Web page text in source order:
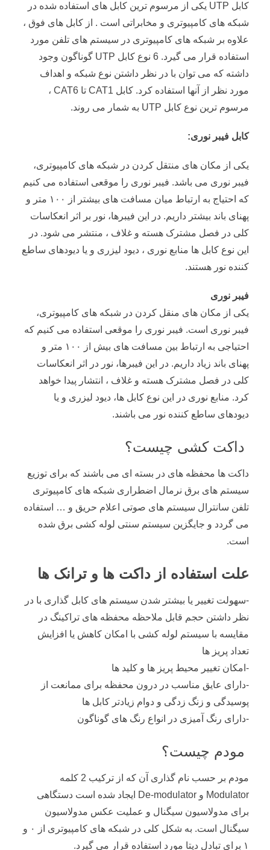
کابل UTP یکی از مرسوم ترین کابل های استفاده شده در
شبکه های کامپیوتری و مخابراتی است . از کابل های فوق ،
علاوه بر شبکه های کامپیوتری در سیستم های تلفن مورد
استفاده قرار می گیرد. 6 نوع کابل UTP گوناگون وجود
داشته که می توان با در نظر داشتن نوع شبکه و اهداف
مورد نظر از آنها استفاده کرد. کابل CAT1 تا CAT6 ،
مرسوم ترین نوع کابل UTP به شمار می روند.
کابل فیبر نوری:
یکی از مکان های منتقل کردن در شبکه های کامپیوتری،
فیبر نوری می باشد. فیبر نوری را موقعی استفاده می کنیم
که احتیاج به ارتباط میان مسافت های بیشتر از ۱۰۰ متر و
پهنای باند بیشتر داریم. در این فیبرها، نور بر اثر انعکاسات
کلی در فصل مشترک هسته و غلاف ، منتشر می شود. در
این نوع کابل ها منابع نوری ، دیود لیزری و یا دیودهای ساطع
کننده نور هستند.
فیبر نوری
یکی از مکان های منقل کردن در شبکه های کامپیوتری،
فیبر نوری است. فیبر نوری را موقعی استفاده می کنیم که
احتیاجی به ارتباط بین مسافت های بیش از ۱۰۰ متر و
پهنای باند زیاد داریم. در این فیبرها، نور در اثر انعکاسات
کلی در فصل مشترک هسته و غلاف ، انتشار پیدا خواهد
کرد. منابع نوری در این نوع کابل ها، دیود لیزری و یا
دیودهای ساطع کننده نور می باشند.
داکت کشی چیست؟
داکت ها محفظه های در بسته ای می باشند که برای توزیع
سیستم های برق نرمال اضطراری شبکه های کامپیوتری
تلفن سانترال سیستم های صوتی اعلام حریق و … استفاده
می گردد و جایگزین سیستم سنتی لوله کشی برق شده
است.
علت استفاده از داکت ها و ترانک ها
-سهولت تغییر یا بیشتر شدن سیستم های کابل گذاری با در
نظر داشتن حجم قابل ملاحظه محفظه های تراکینگ در
مقایسه با سیستم لوله کشی با امکان کاهش یا افزایش
تعداد پریز ها
-امکان تغییر محیط پریز ها و کلید ها
-دارای عایق مناسب در درون محفظه برای ممانعت از
پوسیدگی و زنگ زدگی و دوام زیادتر کابل ها
-دارای رنگ آمیزی در انواع رنگ های گوناگون
مودم چیست؟
مودم بر حسب نام گذاری آن که از ترکیب 2 کلمه
Modulator و De-modulator ایجاد شده است دستگاهی
برای مدولاسیون سیگنال و عملیت عکس مدولاسیون
سیگنال است. به شکل کلی در شبکه های کامپیوتری از ۰ و
۱ برای تبادل دیتا مورد استفاده قرار می گیرد.